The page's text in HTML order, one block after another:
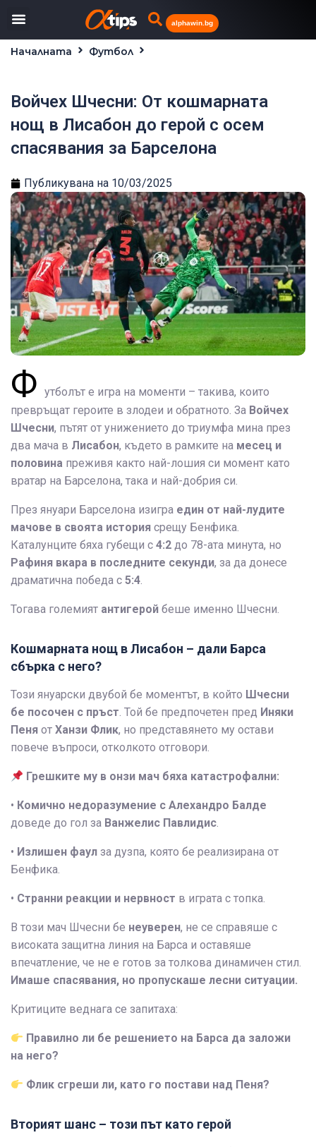
alphawin.bg
Началната
Футбол
Войчех Шчесни: От кошмарната
нощ в Лисабон до герой с осем
спасявания за Барселона
Публикувана на 10/03/2025
Ф утболът е игра на моменти – такива, които
превръщат героите в злодеи и обратното. За Войчех
Шчесни, пътят от унижението до триумфа мина през
два мача в Лисабон, където в рамките на месец и
половина преживя както най-лошия си момент като
вратар на Барселона, така и най-добрия си.
През януари Барселона изигра един от най-лудите
мачове в своята история срещу Бенфика.
Каталунците бяха губещи с 4:2 до 78-ата минута, но
Рафиня вкара в последните секунди, за да донесе
драматична победа с 5:4.
Тогава големият антигерой беше именно Шчесни.
Кошмарната нощ в Лисабон – дали Барса
сбърка с него?
Този януарски двубой бе моментът, в който Шчесни
бе посочен с пръст. Той бе предпочетен пред Иняки
Пеня от Ханзи Флик, но представянето му остави
повече въпроси, отколкото отговори.
Грешките му в онзи мач бяха катастрофални:
• Комично недоразумение с Алехандро Балде
доведе до гол за Ванжелис Павлидис.
• Излишен фаул за дузпа, която бе реализирана от
Бенфика.
• Странни реакции и нервност в играта с топка.
В този мач Шчесни бе неуверен, не се справяше с
високата защитна линия на Барса и оставяше
впечатление, че не е готов за толкова динамичен стил.
Имаше спасявания, но пропускаше лесни ситуации.
Критиците веднага се запитаха:
Правилно ли бе решението на Барса да заложи
на него?
Флик сгреши ли, като го постави над Пеня?
Вторият шанс – този път като герой